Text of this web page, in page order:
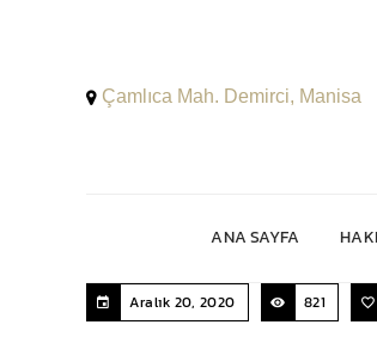
Çamlıca Mah. Demirci, Manisa
ANA SAYFA
Aralık 20, 2020 821